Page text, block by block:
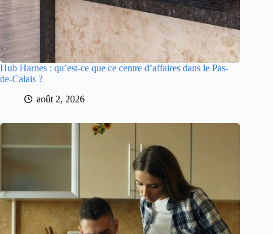
Hub Harnes : qu’est-ce que ce centre d’affaires dans le Pas-
de-Calais ?
août 2, 2026